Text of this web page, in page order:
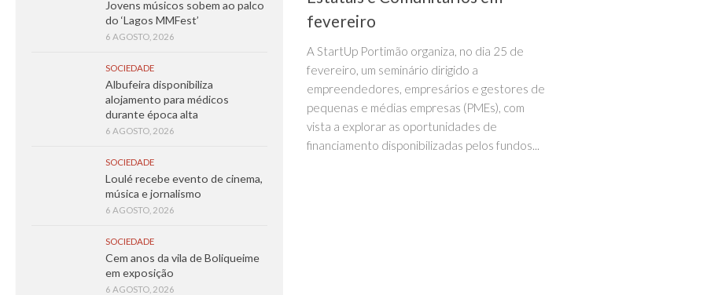
fevereiro
A StartUp Portimão organiza, no dia 25 de
fevereiro, um seminário dirigido a
empreendedores, empresários e gestores de
pequenas e médias empresas (PMEs), com
vista a explorar as oportunidades de
financiamento disponibilizadas pelos fundos...
Jovens músicos sobem ao palco
do ‘Lagos MMFest’
6 AGOSTO, 2026
SOCIEDADE
Albufeira disponibiliza
alojamento para médicos
durante época alta
6 AGOSTO, 2026
SOCIEDADE
Loulé recebe evento de cinema,
música e jornalismo
6 AGOSTO, 2026
SOCIEDADE
Cem anos da vila de Boliqueime
em exposição
6 AGOSTO, 2026